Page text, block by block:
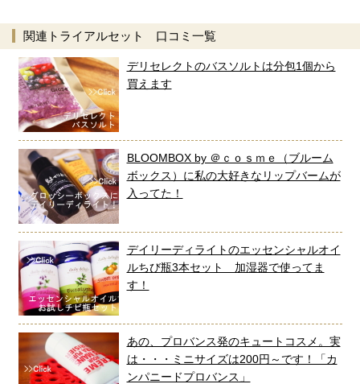
関連トライアルセット 口コミ一覧
デリセレクトのバスソルトは分包1個から
買えます
BLOOMBOX by ＠ｃｏｓｍｅ（ブルーム
ボックス）に私の大好きなリップバームが
入ってた！
デイリーディライトのエッセンシャルオイ
ルちび瓶3本セット 加湿器で使ってま
す！
あの、プロバンス発のキュートコスメ。実
は・・・ミニサイズは200円～です！「カ
ンパニードプロバンス」